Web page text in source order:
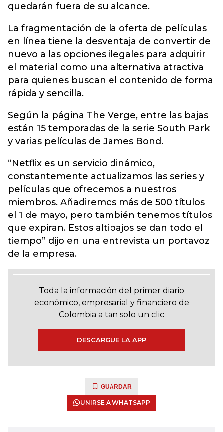
quedarán fuera de su alcance.
La fragmentación de la oferta de películas
en línea tiene la desventaja de convertir de
nuevo a las opciones ilegales para adquirir
el material como una alternativa atractiva
para quienes buscan el contenido de forma
rápida y sencilla.
Según la página The Verge, entre las bajas
están 15 temporadas de la serie South Park
y varias películas de James Bond.
“Netflix es un servicio dinámico,
constantemente actualizamos las series y
películas que ofrecemos a nuestros
miembros. Añadiremos más de 500 títulos
el 1 de mayo, pero también tenemos títulos
que expiran. Estos altibajos se dan todo el
tiempo” dijo en una entrevista un portavoz
de la empresa.
Toda la información del primer diario
económico, empresarial y financiero de
Colombia a tan solo un clic
DESCARGUE LA APP
GUARDAR
UNIRSE A WHATSAPP